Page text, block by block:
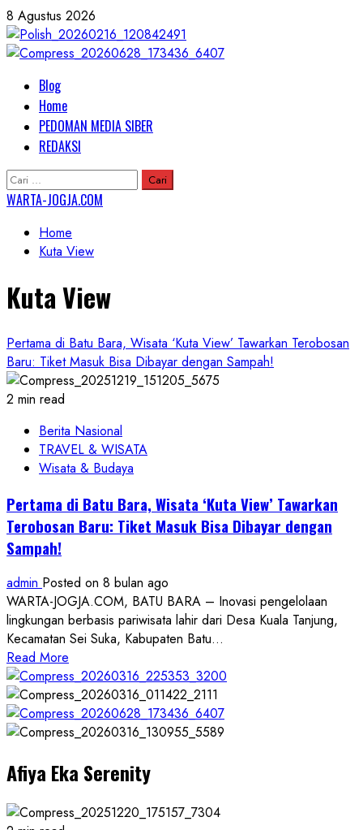
Skip
to
content
8 Agustus 2026
Primary
Menu
Blog
Home
PEDOMAN MEDIA SIBER
REDAKSI
Cari
untuk:
WARTA-JOGJA.COM
Home
Kuta View
Kuta View
Pertama di Batu Bara, Wisata ‘Kuta View’ Tawarkan Terobosan
Baru: Tiket Masuk Bisa Dibayar dengan Sampah!
2 min read
Berita Nasional
TRAVEL & WISATA
Wisata & Budaya
Pertama di Batu Bara, Wisata ‘Kuta View’ Tawarkan
Terobosan Baru: Tiket Masuk Bisa Dibayar dengan
Sampah!
admin Posted on 8 bulan ago
WARTA-JOGJA.COM, BATU BARA – Inovasi pengelolaan
lingkungan berbasis pariwisata lahir dari Desa Kuala Tanjung,
Kecamatan Sei Suka, Kabupaten Batu...
Read More
more
about
Pertama
di
Bara,
Wisata
‘Kuta
View’
Afiya Eka Serenity